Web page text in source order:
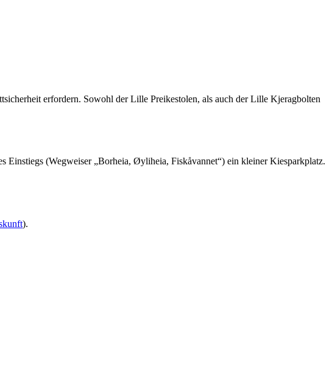
erfordern. Sowohl der Lille Preikestolen, als auch der Lille Kjeragbolten
Einstiegs (Wegweiser „Borheia, Øyliheia, Fiskåvannet“) ein kleiner Kiesparkplatz.
).